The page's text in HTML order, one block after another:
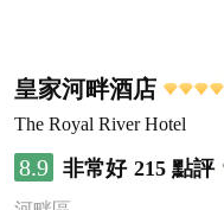
皇家河畔酒店
The Royal River Hotel
8.9 非常好 215 點評